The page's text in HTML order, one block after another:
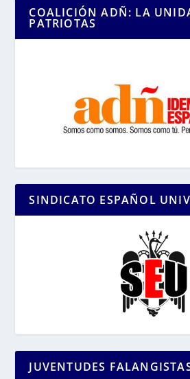
COALICIÓN ADÑ: LA
PATRIOTAS
SINDICATO ESPAÑOL
JUVENTUDES